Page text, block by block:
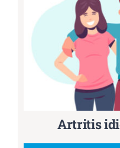
Artritis